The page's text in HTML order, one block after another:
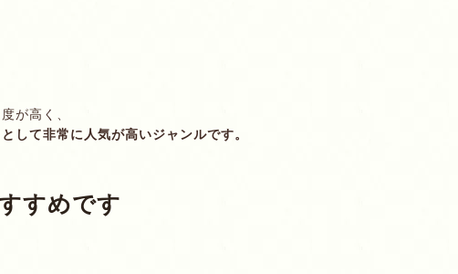
が高く、
して非常に人気が高いジャンルです。
すめです